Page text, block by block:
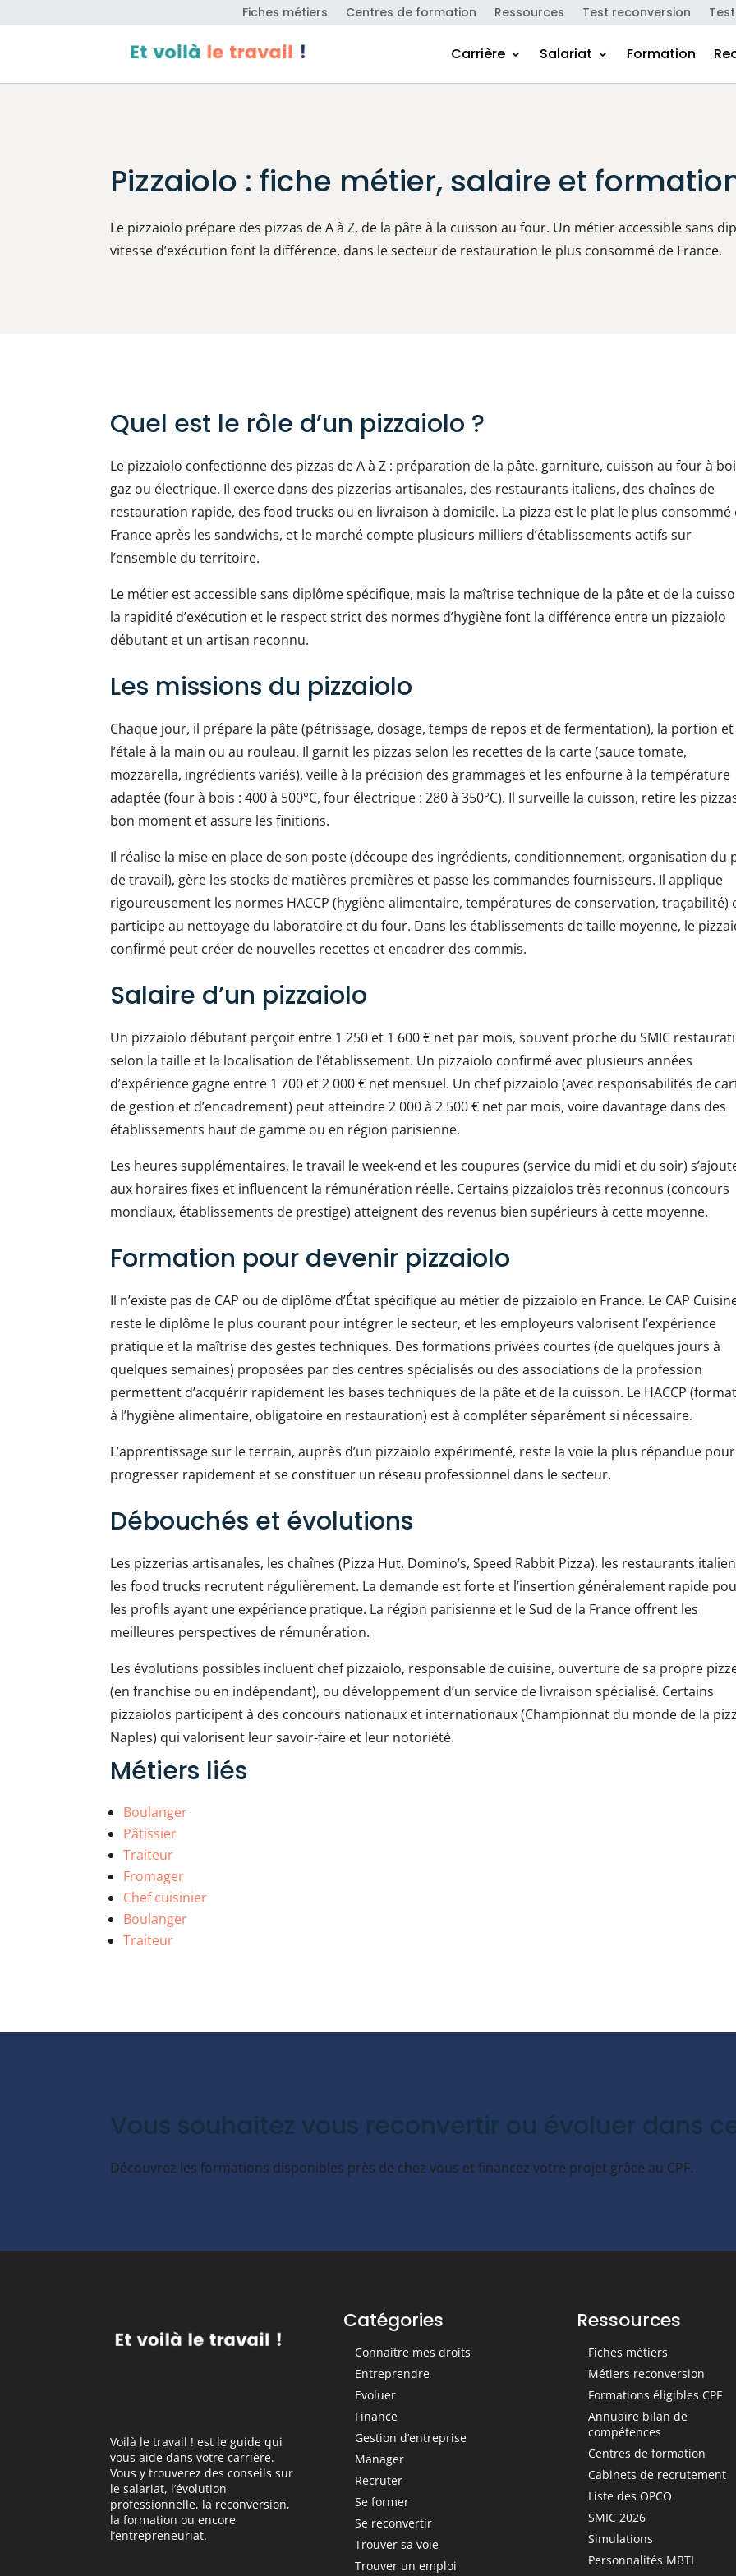
Fiches métiers Centres de formation Ressources Test reconversion
Carrière Salariat Formation
Pizzaiolo : fiche métier, salaire et
Le pizzaiolo prépare des pizzas de A à Z, de la pâte à la cuisson au four. Un métier accessible sans
vitesse d’exécution font la différence, dans le secteur de restauration le plus consommé de France.
Quel est le rôle d’un pizzaiolo ?
Le pizzaiolo confectionne des pizzas de A à Z : préparation de la pâte, garniture, cuisson au four à
gaz ou électrique. Il exerce dans des pizzerias artisanales, des restaurants italiens, des chaînes de
restauration rapide, des food trucks ou en livraison à domicile. La pizza est le plat le plus consommé
France après les sandwichs, et le marché compte plusieurs milliers d’établissements actifs sur
l’ensemble du territoire.
Le métier est accessible sans diplôme spécifique, mais la maîtrise technique de la pâte et de la
la rapidité d’exécution et le respect strict des normes d’hygiène font la différence entre un pizzaiolo
débutant et un artisan reconnu.
Les missions du pizzaiolo
Chaque jour, il prépare la pâte (pétrissage, dosage, temps de repos et de fermentation), la portion et
l’étale à la main ou au rouleau. Il garnit les pizzas selon les recettes de la carte (sauce tomate,
mozzarella, ingrédients variés), veille à la précision des grammages et les enfourne à la température
adaptée (four à bois : 400 à 500°C, four électrique : 280 à 350°C). Il surveille la cuisson, retire les
bon moment et assure les finitions.
Il réalise la mise en place de son poste (découpe des ingrédients, conditionnement, organisation du
de travail), gère les stocks de matières premières et passe les commandes fournisseurs. Il applique
rigoureusement les normes HACCP (hygiène alimentaire, températures de conservation, traçabilité)
participe au nettoyage du laboratoire et du four. Dans les établissements de taille moyenne, le
confirmé peut créer de nouvelles recettes et encadrer des commis.
Salaire d’un pizzaiolo
Un pizzaiolo débutant perçoit entre 1 250 et 1 600 € net par mois, souvent proche du SMIC
selon la taille et la localisation de l’établissement. Un pizzaiolo confirmé avec plusieurs années
d’expérience gagne entre 1 700 et 2 000 € net mensuel. Un chef pizzaiolo (avec responsabilités de
de gestion et d’encadrement) peut atteindre 2 000 à 2 500 € net par mois, voire davantage dans des
établissements haut de gamme ou en région parisienne.
Les heures supplémentaires, le travail le week-end et les coupures (service du midi et du soir)
aux horaires fixes et influencent la rémunération réelle. Certains pizzaiolos très reconnus (concours
mondiaux, établissements de prestige) atteignent des revenus bien supérieurs à cette moyenne.
Formation pour devenir pizzaiolo
Il n’existe pas de CAP ou de diplôme d’État spécifique au métier de pizzaiolo en France. Le CAP
reste le diplôme le plus courant pour intégrer le secteur, et les employeurs valorisent l’expérience
pratique et la maîtrise des gestes techniques. Des formations privées courtes (de quelques jours à
quelques semaines) proposées par des centres spécialisés ou des associations de la profession
permettent d’acquérir rapidement les bases techniques de la pâte et de la cuisson. Le HACCP
à l’hygiène alimentaire, obligatoire en restauration) est à compléter séparément si nécessaire.
L’apprentissage sur le terrain, auprès d’un pizzaiolo expérimenté, reste la voie la plus répandue pour
progresser rapidement et se constituer un réseau professionnel dans le secteur.
Débouchés et évolutions
Les pizzerias artisanales, les chaînes (Pizza Hut, Domino’s, Speed Rabbit Pizza), les restaurants
les food trucks recrutent régulièrement. La demande est forte et l’insertion généralement rapide
les profils ayant une expérience pratique. La région parisienne et le Sud de la France offrent les
meilleures perspectives de rémunération.
Les évolutions possibles incluent chef pizzaiolo, responsable de cuisine, ouverture de sa propre
(en franchise ou en indépendant), ou développement d’un service de livraison spécialisé. Certains
pizzaiolos participent à des concours nationaux et internationaux (Championnat du monde de la
Naples) qui valorisent leur savoir-faire et leur notoriété.
Métiers liés
Boulanger
Pâtissier
Traiteur
Fromager
Chef cuisinier
Boulanger
Traiteur
Vous souhaitez vous reconvertir ou évoluer dans
Découvrez les formations disponibles près de chez vous et financez votre projet grâce au CPF.
Voilà le travail ! est le guide qui
vous aide dans votre carrière.
Vous y trouverez des conseils sur
le salariat, l’évolution
professionnelle, la reconversion,
la formation ou encore
l’entrepreneuriat.
Catégories
Connaitre mes droits
Entreprendre
Evoluer
Finance
Gestion d’entreprise
Manager
Recruter
Se former
Se reconvertir
Trouver sa voie
Trouver un emploi
Ressources
Fiches métiers
Métiers reconversion
Formations éligibles CPF
Annuaire bilan de
compétences
Centres de formation
Cabinets de recrutement
Liste des OPCO
SMIC 2026
Simulations
Personnalités MBTI